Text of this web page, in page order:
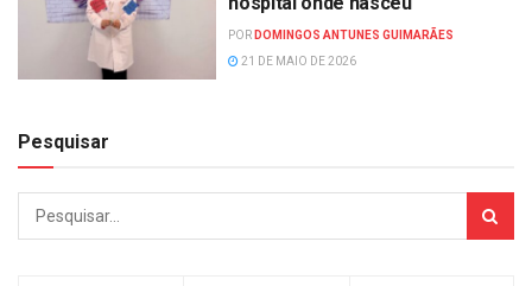
POR DOMINGOS ANTUNES GUIMARÃES
21 DE MAIO DE 2026
Pesquisar